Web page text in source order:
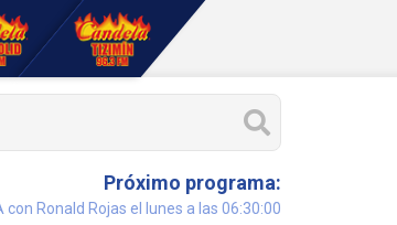
Próximo programa:
con Ronald Rojas el lunes a las 06:30:00